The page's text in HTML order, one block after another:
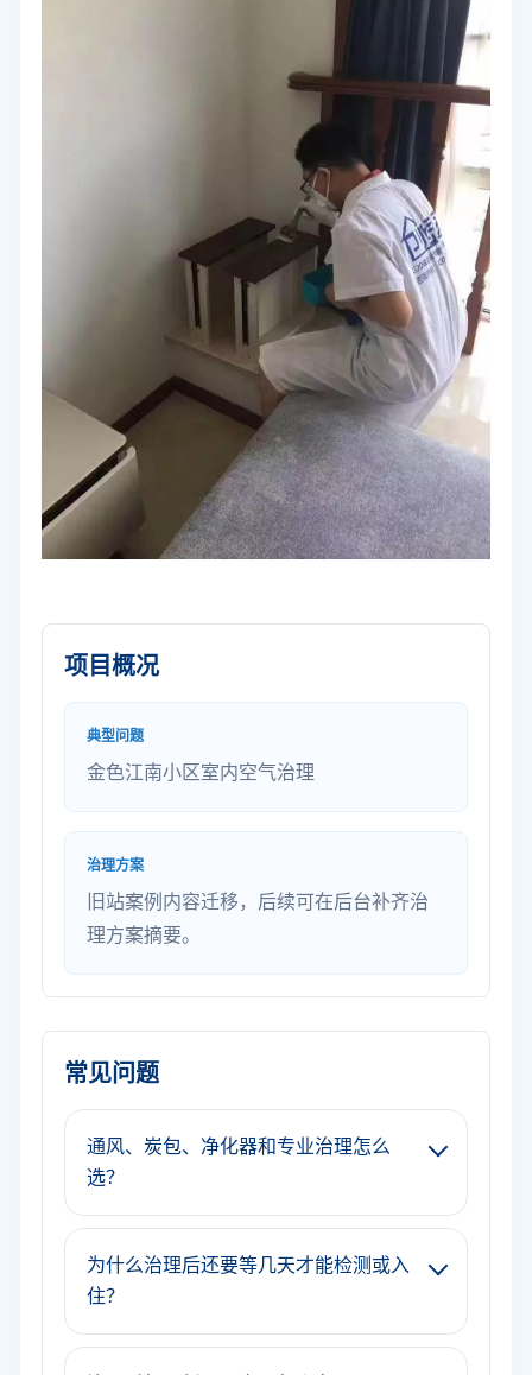
项目概况
典型问题
金色江南小区室内空气治理
治理方案
旧站案例内容迁移，后续可在后台补齐治
理方案摘要。
常见问题
通风、炭包、净化器和专业治理怎么
选？
为什么治理后还要等几天才能检测或入
住？